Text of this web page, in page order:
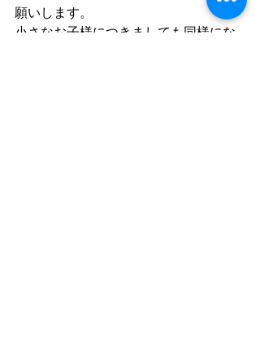
願いします。
小さなお子様につきましても同様にな